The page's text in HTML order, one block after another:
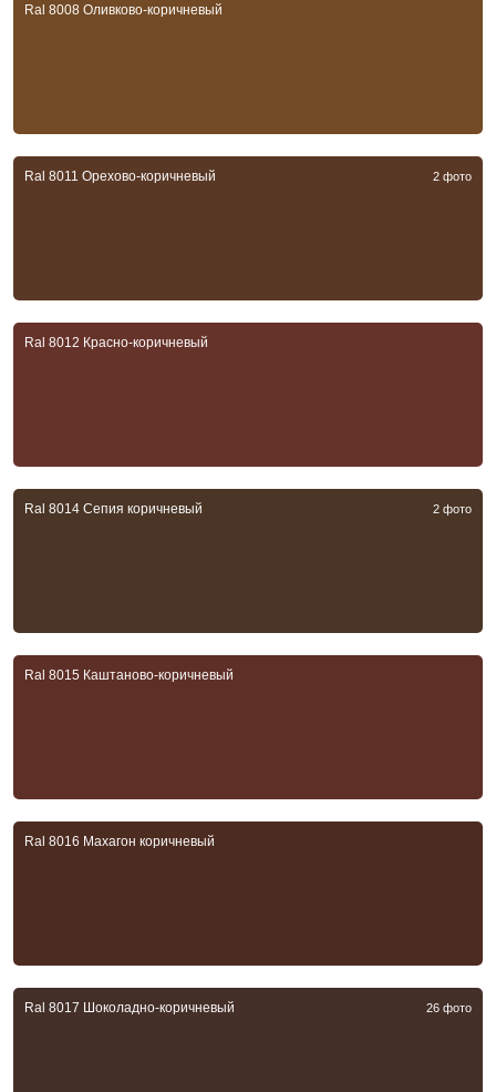
Ral 8008 Оливково-коричневый
Ral 8011 Орехово-коричневый 2 фото
Ral 8012 Красно-коричневый
Ral 8014 Сепия коричневый 2 фото
Ral 8015 Каштаново-коричневый
Ral 8016 Махагон коричневый
Ral 8017 Шоколадно-коричневый 26 фото